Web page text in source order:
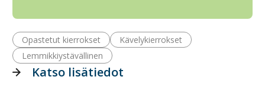
Opastetut kierrokset
Kävelykierrokset
Lemmikkiystävällinen
Katso lisätiedot